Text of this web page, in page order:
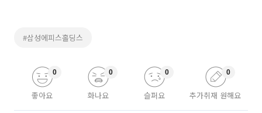
#삼성에피스홀딩스
좋아요
0
화나요
0
슬퍼요
0
추가취재 원해요
0